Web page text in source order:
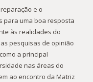
e o
para uma boa resposta
às realidades do
pesquisas de opinião
a principal
nas áreas do
ao encontro da Matriz